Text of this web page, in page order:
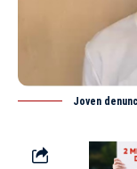
Joven